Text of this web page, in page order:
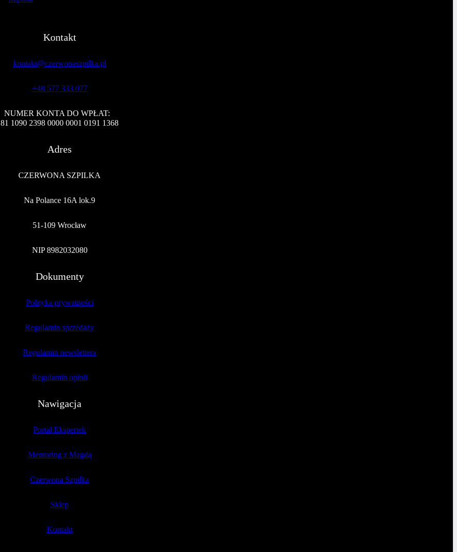
Kontakt
kontakt@czerwonaszpilka.pl
+48 577 333 077
NUMER KONTA DO WPŁAT:
81 1090 2398 0000 0001 0191 1368
Adres
CZERWONA SZPILKA
Na Polance 16A lok.9
51-109 Wrocław
NIP 8982032080
Dokumenty
Polityka prywatności
Regulamin sprzedaży
Regulamin newslettera
Regulamin opinii
Nawigacja
Portal Ekspertek
Mentoring z Magdą
Czerwona Szpilka
Sklep
Kontakt